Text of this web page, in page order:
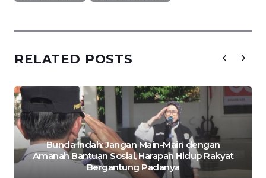
RELATED POSTS
Bunda Indah: Jangan Main-Main dengan
Amanah Bantuan Sosial, Harapan Hidup Rakyat
Bergantung Padanya